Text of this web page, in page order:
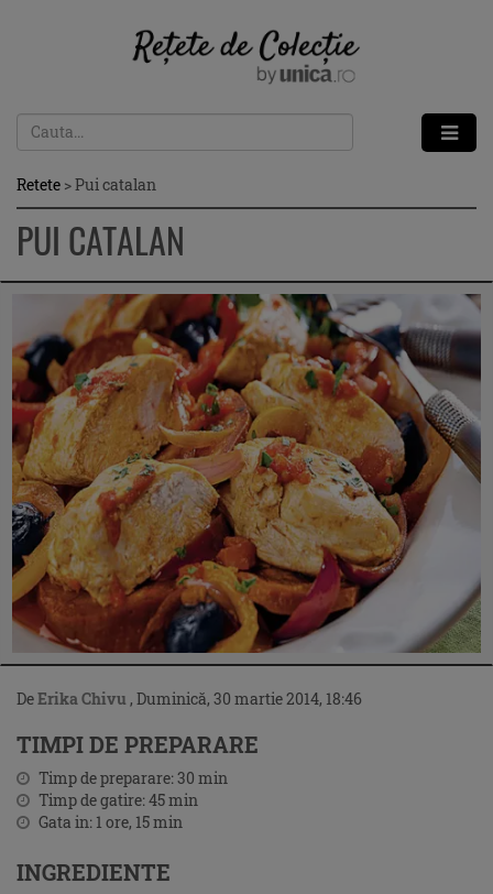
Retete >Pui catalan
PUI CATALAN
DeErika Chivu , Duminică, 30 martie 2014, 18:46
TIMPI DE PREPARARE
Timp de preparare:30 min
Timp de gatire:45min
Gata in: 1 ore, 15min
INGREDIENTE